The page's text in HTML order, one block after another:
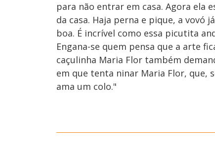
para não entrar em casa. Agora ela
da casa. Haja perna e pique, a vovó
boa. É incrível como essa picutita
Engana-se quem pensa que a arte
caçulinha Maria Flor também
em que tenta ninar Maria Flor, que,
ama um colo."